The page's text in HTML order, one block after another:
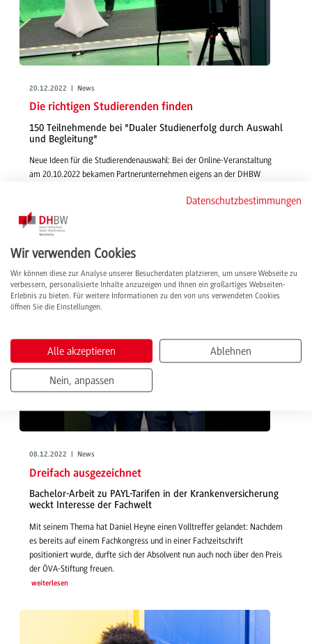
20.12.2022 | News
Die richtigen Studierenden finden
150 Teilnehmende bei "Dualer Studienerfolg durch Auswahl
und Begleitung"
Neue Ideen für die Studierendenauswahl: Bei der Online-Veranstaltung
am 20.10.2022 bekamen Partnerunternehmen eigens an der DHBW
weiterlesen
08.12.2022 | News
Dreifach ausgezeichnet
Bachelor-Arbeit zu PAYL-Tarifen in der Krankenversicherung
weckt Interesse der Fachwelt
Mit seinem Thema hat Daniel Heyne einen Volltreffer gelandet: Nachdem
es bereits auf einem Fachkongress und in einer Fachzeitschrift
positioniert wurde, durfte sich der Absolvent nun auch noch über den Preis
der ÖVA-Stiftung freuen.
weiterlesen
Datenschutzbestimmungen
Wir verwenden Cookies
Wir können diese zur Analyse unserer Besucherdaten platzieren, um unsere Webseite zu
verbessern, personalisierte Inhalte anzuzeigen und Ihnen ein großartiges Webseiten-
Erlebnis zu bieten. Für weitere Informationen zu den von uns verwendeten Cookies
öffnen Sie die Einstellungen.
Alle akzeptieren Ablehnen
Nein, anpassen